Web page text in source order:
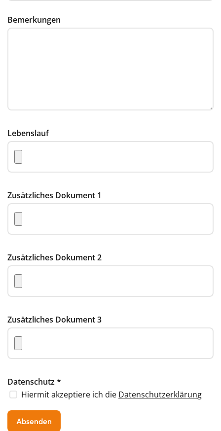
Bemerkungen
Lebenslauf
Zusätzliches Dokument 1
Zusätzliches Dokument 2
Zusätzliches Dokument 3
Datenschutz*
Hiermit akzeptiere ich die Datenschutzerklärung